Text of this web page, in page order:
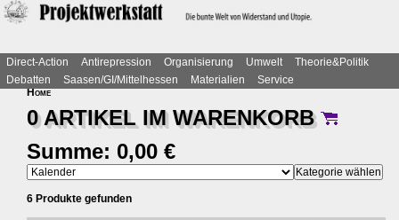
Direct-Action Antirepression Organisierung Umwelt
Theorie&Politik
Debatten
Saasen/GI/Mittelhessen Materialien
Service
Home
0 ARTIKEL IMWARENKORB
Summe: 0,00 €
6 Produkte gefunden